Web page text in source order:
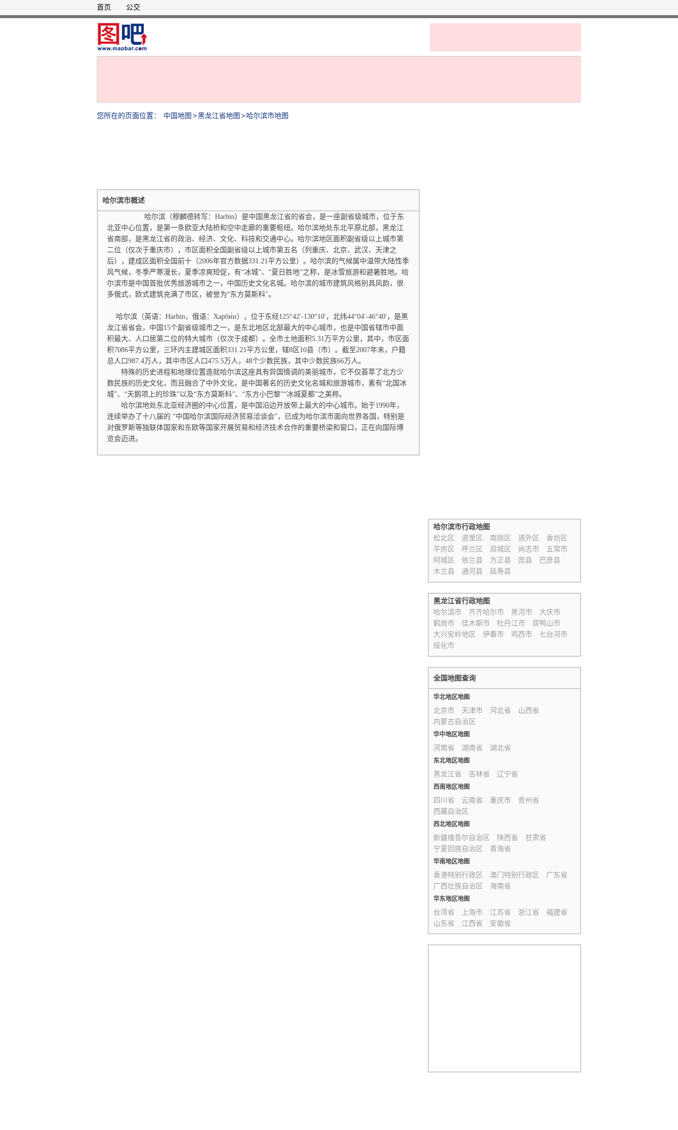
首页 公交
您所在的页面位置： 中国地图 >黑龙江省地图 >哈尔滨市地图
哈尔滨市概述
哈尔滨（穆麟德转写：Harbin）是中国黑龙江省的省会，是一座副省级城市，位于东
北亚中心位置，是第一条欧亚大陆桥和空中走廊的重要枢纽。哈尔滨地处东北平原北部，黑龙江
省南部，是黑龙江省的政治、经济、文化、科技和交通中心。哈尔滨地区面积副省级以上城市第
二位（仅次于重庆市），市区面积全国副省级以上城市第五名（列重庆、北京、武汉、天津之
后），建成区面积全国前十（2006年官方数据331.21平方公里）。哈尔滨的气候属中温带大陆性季
风气候，冬季严寒漫长，夏季凉爽短促，有“冰城”、“夏日胜地”之称，是冰雪旅游和避暑胜地。哈
尔滨市是中国首批优秀旅游城市之一，中国历史文化名城。哈尔滨的城市建筑风格别具风韵，很
多俄式，欧式建筑充满了市区，被誉为“东方莫斯科"。
哈尔滨（英语：Harbin，俄语：Харби́н），位于东经125°42′-130°10′，北纬44°04′-46°40′，是黑
龙江省省会，中国15个副省级城市之一，是东北地区北部最大的中心城市，也是中国省辖市中面
积最大、人口居第二位的特大城市（仅次于成都）。全市土地面积5.31万平方公里，其中，市区面
积7086平方公里，三环内主建城区面积331.21平方公里，辖8区10县（市）。截至2007年末，户籍
总人口987.4万人，其中市区人口475.5万人，48个少数民族，其中少数民族66万人。
特殊的历史进程和地理位置造就哈尔滨这座具有异国情调的美丽城市，它不仅荟萃了北方少
数民族的历史文化，而且融合了中外文化，是中国著名的历史文化名城和旅游城市，素有“北国冰
城”、“天鹅项上的珍珠”以及“东方莫斯科”、“东方小巴黎”“冰城夏都”之美称。
哈尔滨地处东北亚经济圈的中心位置，是中国沿边开放带上最大的中心城市。始于1990年，
连续举办了十八届的 “中国哈尔滨国际经济贸易洽谈会”，已成为哈尔滨市面向世界各国，特别是
对俄罗斯等独联体国家和东欧等国家开展贸易和经济技术合作的重要桥梁和窗口，正在向国际博
览会迈进。
哈尔滨市行政地图
松北区
道里区 南岗区 道外区
香坊区
平房区
呼兰区 双城区 尚志市
五常市
阿城区
依兰县 方正县 宾县
巴彦县
木兰县
通河县 延寿县
黑龙江省行政地图
哈尔滨市
齐齐哈尔市 黑河市
大庆市
鹤岗市
佳木斯市 牡丹江市
双鸭山市
大兴安岭地区
伊春市 鸡西市
七台河市
绥化市
全国地图查询
华北地区地图
北京市 天津市 河北省
山西省
内蒙古自治区
华中地区地图
河南省 湖南省 湖北省
东北地区地图
黑龙江省 吉林省 辽宁省
西南地区地图
四川省 云南省 重庆市
贵州省
西藏自治区
西北地区地图
新疆维吾尔自治区 陕西省
甘肃省
宁夏回族自治区
青海省
华南地区地图
香港特别行政区 澳门特别行政区
广东省
广西壮族自治区
海南省
华东地区地图
台湾省 上海市 江苏省 浙江省
福建省
山东省
江西省 安徽省